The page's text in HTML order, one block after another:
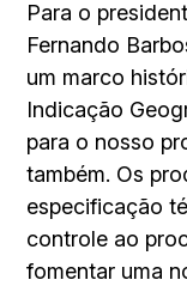
Para o
Fernando
um marco
Indicação
para o nosso
também. Os
especificação
controle ao
fomentar uma